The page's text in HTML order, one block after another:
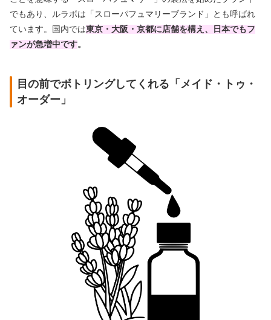
でもあり、ルラボは「スローパフュマリーブランド」とも呼ばれ
ています。国内では東京・大阪・京都に店舗を構え、日本でもフ
ァンが急増中です。
目の前でボトリングしてくれる「メイド・トゥ・
オーダー」